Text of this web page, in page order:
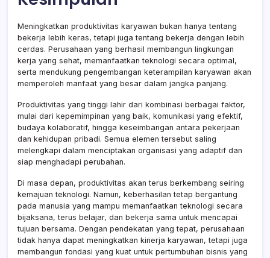
Meningkatkan produktivitas karyawan bukan hanya tentang
bekerja lebih keras, tetapi juga tentang bekerja dengan lebih
cerdas. Perusahaan yang berhasil membangun lingkungan
kerja yang sehat, memanfaatkan teknologi secara optimal,
serta mendukung pengembangan keterampilan karyawan akan
memperoleh manfaat yang besar dalam jangka panjang.
Produktivitas yang tinggi lahir dari kombinasi berbagai faktor,
mulai dari kepemimpinan yang baik, komunikasi yang efektif,
budaya kolaboratif, hingga keseimbangan antara pekerjaan
dan kehidupan pribadi. Semua elemen tersebut saling
melengkapi dalam menciptakan organisasi yang adaptif dan
siap menghadapi perubahan.
Di masa depan, produktivitas akan terus berkembang seiring
kemajuan teknologi. Namun, keberhasilan tetap bergantung
pada manusia yang mampu memanfaatkan teknologi secara
bijaksana, terus belajar, dan bekerja sama untuk mencapai
tujuan bersama. Dengan pendekatan yang tepat, perusahaan
tidak hanya dapat meningkatkan kinerja karyawan, tetapi juga
membangun fondasi yang kuat untuk pertumbuhan bisnis yang